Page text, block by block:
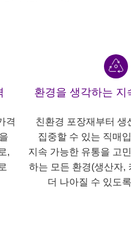
격
,
환경을 생각하는 지
친환경 포장재부터 생
집중할 수 있는 직매
지속 가능한 유통을 고
하는 모든 환경(생산자,
더 나아질 수 있도